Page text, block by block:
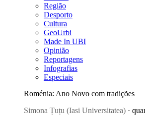
Região
Desporto
Cultura
GeoUrbi
Made In UBI
Opinião
Reportagens
Infografias
Especiais
Roménia: Ano Novo com tradições
Simona Țuțu (Iasi Universitatea) ·